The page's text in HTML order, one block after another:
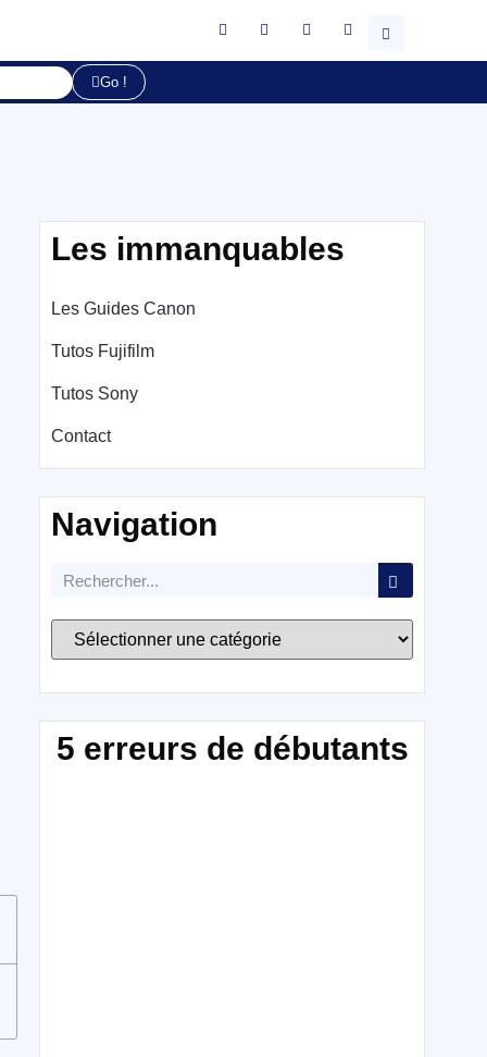
Go !
Les immanquables
Les Guides Canon
Tutos Fujifilm
Tutos Sony
Contact
Navigation
5 erreurs de débutants